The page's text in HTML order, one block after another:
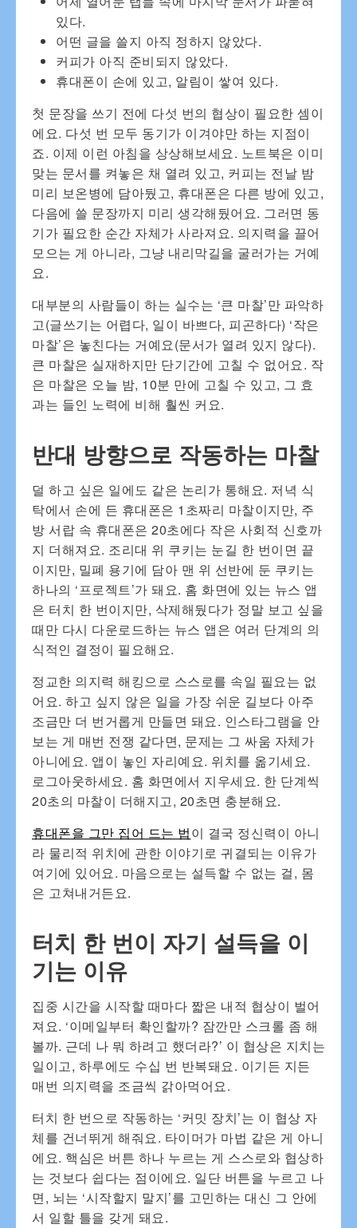
있다.
어떤 글을 쓸지 아직 정하지 않았다.
커피가 아직 준비되지 않았다.
휴대폰이 손에 있고, 알림이 쌓여 있다.
첫 문장을 쓰기 전에 다섯 번의 협상이 필요한 셈이
에요. 다섯 번 모두 동기가 이겨야만 하는 지점이
죠. 이제 이런 아침을 상상해보세요. 노트북은 이미
맞는 문서를 켜놓은 채 열려 있고, 커피는 전날 밤
미리 보온병에 담아뒀고, 휴대폰은 다른 방에 있고,
다음에 쓸 문장까지 미리 생각해뒀어요. 그러면 동
기가 필요한 순간 자체가 사라져요. 의지력을 끌어
모으는 게 아니라, 그냥 내리막길을 굴러가는 거예
요.
대부분의 사람들이 하는 실수는 ‘큰 마찰’만 파악하
고(글쓰기는 어렵다, 일이 바쁘다, 피곤하다) ‘작은
마찰’은 놓친다는 거예요(문서가 열려 있지 않다).
큰 마찰은 실재하지만 단기간에 고칠 수 없어요. 작
은 마찰은 오늘 밤, 10분 만에 고칠 수 있고, 그 효
과는 들인 노력에 비해 훨씬 커요.
반대 방향으로 작동하는 마찰
덜 하고 싶은 일에도 같은 논리가 통해요. 저녁 식
탁에서 손에 든 휴대폰은 1초짜리 마찰이지만, 주
방 서랍 속 휴대폰은 20초에다 작은 사회적 신호까
지 더해져요. 조리대 위 쿠키는 눈길 한 번이면 끝
이지만, 밀폐 용기에 담아 맨 위 선반에 둔 쿠키는
하나의 ‘프로젝트’가 돼요. 홈 화면에 있는 뉴스 앱
은 터치 한 번이지만, 삭제해뒀다가 정말 보고 싶을
때만 다시 다운로드하는 뉴스 앱은 여러 단계의 의
식적인 결정이 필요해요.
정교한 의지력 해킹으로 스스로를 속일 필요는 없
어요. 하고 싶지 않은 일을 가장 쉬운 길보다 아주
조금만 더 번거롭게 만들면 돼요. 인스타그램을 안
보는 게 매번 전쟁 같다면, 문제는 그 싸움 자체가
아니에요. 앱이 놓인 자리예요. 위치를 옮기세요.
로그아웃하세요. 홈 화면에서 지우세요. 한 단계씩
20초의 마찰이 더해지고, 20초면 충분해요.
휴대폰을 그만 집어 드는 법이 결국 정신력이 아니
라 물리적 위치에 관한 이야기로 귀결되는 이유가
여기에 있어요. 마음으로는 설득할 수 없는 걸, 몸
은 고쳐내거든요.
터치 한 번이 자기 설득을 이
기는 이유
집중 시간을 시작할 때마다 짧은 내적 협상이 벌어
져요. ‘이메일부터 확인할까? 잠깐만 스크롤 좀 해
볼까. 근데 나 뭐 하려고 했더라?’ 이 협상은 지치는
일이고, 하루에도 수십 번 반복돼요. 이기든 지든
매번 의지력을 조금씩 갉아먹어요.
터치 한 번으로 작동하는 ‘커밋 장치’는 이 협상 자
체를 건너뛰게 해줘요. 타이머가 마법 같은 게 아니
에요. 핵심은 버튼 하나 누르는 게 스스로와 협상하
는 것보다 쉽다는 점이에요. 일단 버튼을 누르고 나
면, 뇌는 ‘시작할지 말지’를 고민하는 대신 그 안에
서 일할 틀을 갖게 돼요.